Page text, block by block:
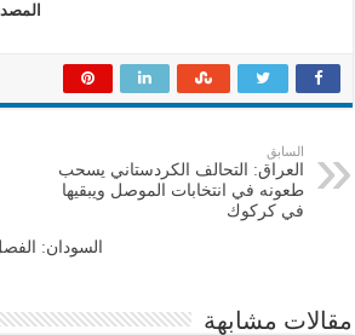
السابق
العراق: التحالف الكردستاني يسحب
طعونه في انتخابات الموصل ويبقيها
في كركوك
مقالات مشابهة